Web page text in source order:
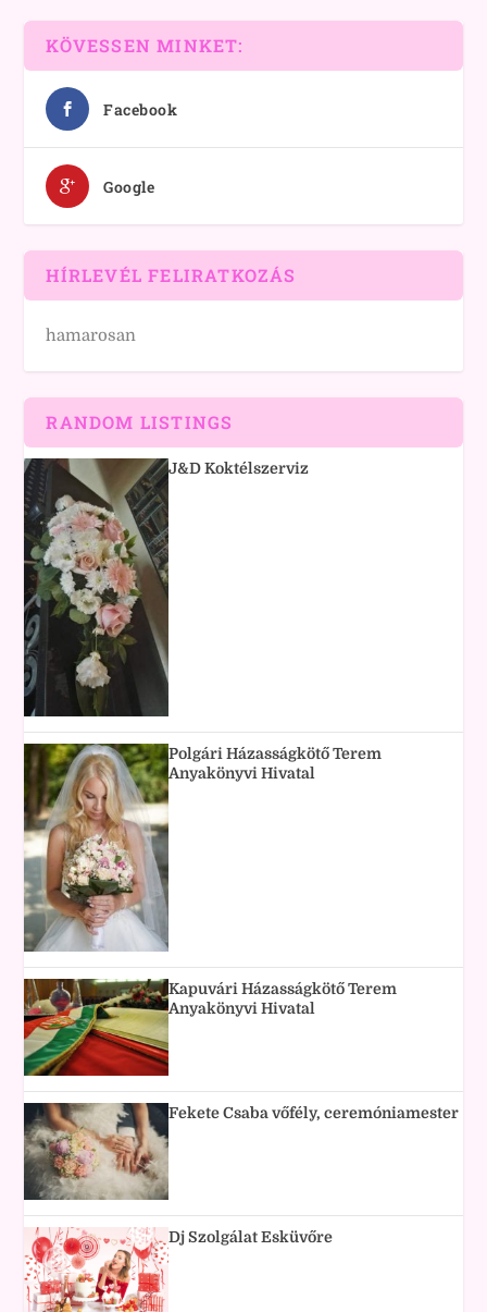
KÖVESSEN MINKET:
Facebook
Google
HÍRLEVÉL FELIRATKOZÁS
hamarosan
RANDOM LISTINGS
J&D Koktélszerviz
Polgári Házasságkötő Terem
Anyakönyvi Hivatal
Kapuvári Házasságkötő Terem
Anyakönyvi Hivatal
Fekete Csaba vőfély, ceremóniamester
Dj Szolgálat Esküvőre